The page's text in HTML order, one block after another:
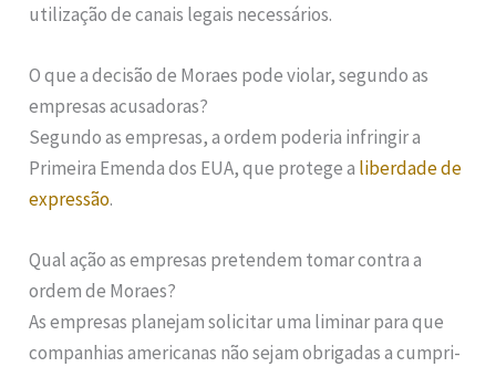
utilização de canais legais necessários.
O que a decisão de Moraes pode violar, segundo as
empresas acusadoras?
Segundo as empresas, a ordem poderia infringir a
Primeira Emenda dos EUA, que protege a liberdade de
expressão.
Qual ação as empresas pretendem tomar contra a
ordem de Moraes?
As empresas planejam solicitar uma liminar para que
companhias americanas não sejam obrigadas a cumpri-